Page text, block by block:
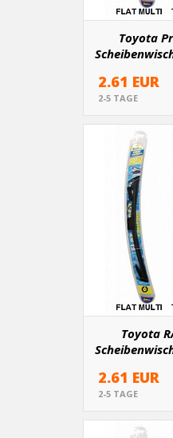
Toyota
2.61 EUR
2-5 TAGE
Toyota
2.61 EUR
2-5 TAGE